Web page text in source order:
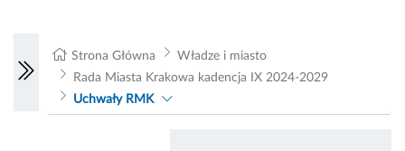
Strona Główna
Władze i miasto
Rada Miasta Krakowa kadencja IX 2024-2029
Uchwały RMK